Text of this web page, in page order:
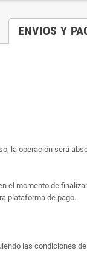
ENVIOS Y
la operación será
el momento de
plataforma de pago.
las condiciones